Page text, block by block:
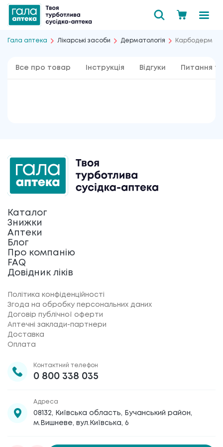
Гала аптека Лікарські засоби Дерматологія Карбодерм
Все про товар Інструкція Відгуки Питання та
Каталог
Знижки
Аптеки
Блог
Про компанію
FAQ
Довідник ліків
Політика конфіденційності
Згода на обробку персональних даних
Договір публічної оферти
Аптечні заклади-партнери
Доставка
Оплата
Контактний телефон
0 800 338 035
Адреса
08132, Київська область, Бучанський район,
м.Вишневе, вул.Київська, 6